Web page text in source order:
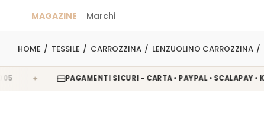
MAGAZINE Marchi
HOME TESSILE CARROZZINA LENZUOLINO CARROZZINA
✦ PAGAMENTI SICURI - CARTA • PAYPAL • SCALAPAY • KLARNA